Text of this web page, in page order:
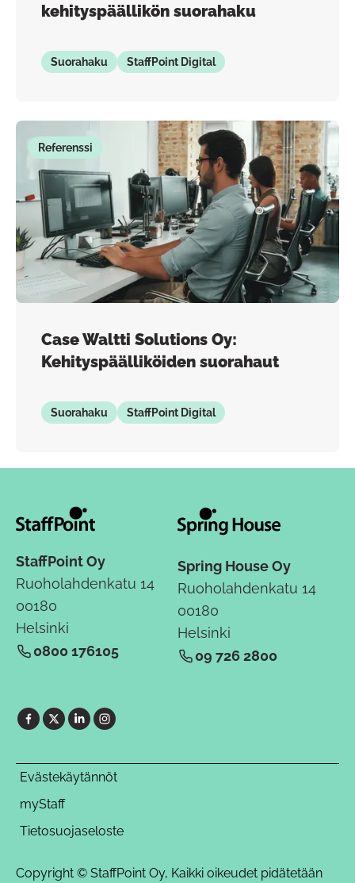
kehityspäällikön suorahaku
Suorahaku StaffPoint Digital
Referenssi
Case Waltti Solutions Oy:
Kehityspäälliköiden suorahaut
Suorahaku StaffPoint Digital
StaffPoint Oy
Ruoholahdenkatu 14
00180
Helsinki
0800 176105
Spring House Oy
Ruoholahdenkatu 14
00180
Helsinki
09 726 2800
Evästekäytännöt
myStaff
Tietosuojaseloste
Copyright © StaffPoint Oy, Kaikki oikeudet pidätetään